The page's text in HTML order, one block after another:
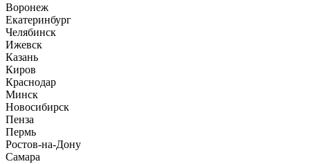
Воронеж
Екатеринбург
Челябинск
Ижевск
Казань
Киров
Краснодар
Минск
Новосибирск
Пенза
Пермь
Ростов-на-Дону
Самара